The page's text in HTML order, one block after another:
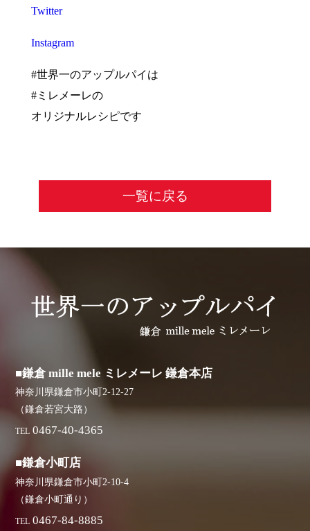
Twitter
Instagram
#世界一のアップルパイは
#ミレメーレの
オリジナルレシピです
一覧に戻る
■鎌倉 mille mele ミレメーレ 鎌倉本店
神奈川県鎌倉市小町2-12-27
（鎌倉若宮大路）
TEL 0467-40-4365
■鎌倉小町店
神奈川県鎌倉市小町2-10-4
（鎌倉小町通り）
TEL 0467-84-8885